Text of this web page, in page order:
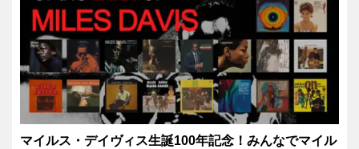
マイルス・デイヴィス生誕100年記念！みんなでマイル